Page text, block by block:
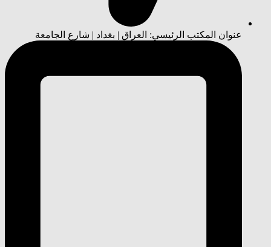
عنوان المكتب الرئيسي: العراق | بغداد | شارع الجامعة